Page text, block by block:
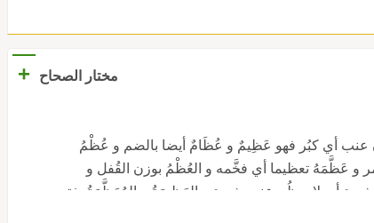
مختار الصحاح
+
أي كبُر فهو عَظِيمٌ و عُظَامٌ أيضا بالضم و عُظْمُ
و عَظَّمَهُ تعظيما أي فخَّمه و العُظْمُ بوزن القُفل و
شيء أي لا يعظُم عنده شيء و العَظِيمَةُ و المُعَظَّمَةُ بفتح
و العَظْمُ واحد العِظام.